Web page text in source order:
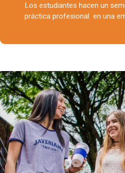
Los estudiantes hacen un
práctica profesional en una